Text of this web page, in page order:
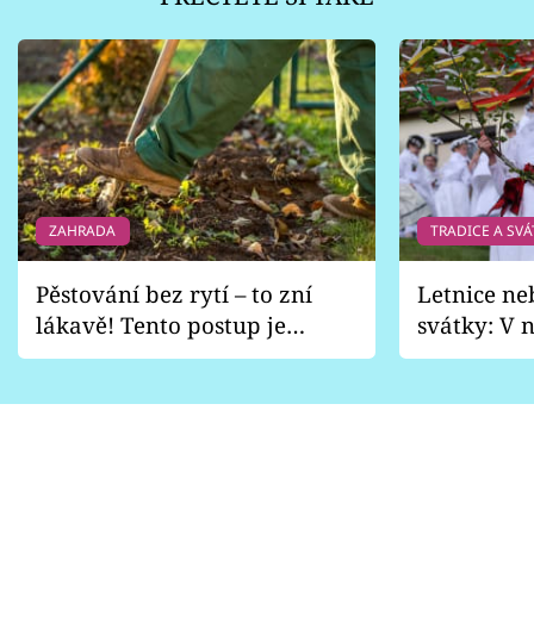
ZAHRADA
Pěstování bez rytí – to zní
lákavě! Tento postup je
vhodný jen pro některé
TRADICE A
Letnice
svátky: V
pondělí